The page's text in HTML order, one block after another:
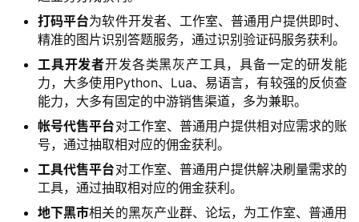
打码平台为软件开发者、工作室、普通用户提供即时、
精准的图片识别答题服务，通过识别验证码服务获利。
工具开发者开发各类黑灰产工具，具备一定的研发能
力，大多使用Python、Lua、易语言，有较强的反侦查
能力，大多有固定的中游销售渠道，多为兼职。
帐号代售平台对工作室、普通用户提供相对应需求的账
号，通过抽取相对应的佣金获利。
工具代售平台对工作室、普通用户提供解决刷量需求的
工具，通过抽取相对应的佣金获利。
地下黑市相关的黑灰产业群、论坛，为工作室、普通用